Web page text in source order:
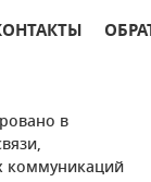
в
коммуникаций